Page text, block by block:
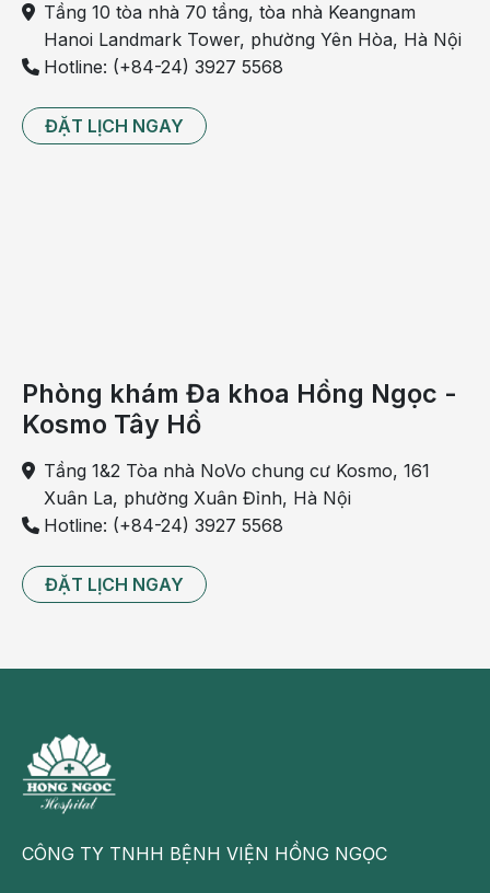
phác đồ điều trị hợp lý.
Theo dõi fanpage của Bệnh viện Đa khoa Hồng
https://www.facebook.com/BenhvienHongNgoc
Tầng 10 tòa nhà 70 tầng, tòa nhà Keangnam
Hanoi Landmark Tower, phường Yên Hòa, Hà Nội
Hotline: (+84-24) 3927 5568
ĐẶT LỊCH NGAY
Phòng khám Đa khoa Hồng Ngọc -
Kosmo Tây Hồ
Tầng 1&2 Tòa nhà NoVo chung cư Kosmo, 161
Xuân La, phường Xuân Đỉnh, Hà Nội
Hotline: (+84-24) 3927 5568
ĐẶT LỊCH NGAY
CÔNG TY TNHH BỆNH VIỆN HỒNG NGỌC